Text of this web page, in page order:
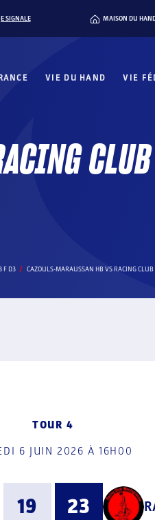
SIGNALE MAISON DU
VIE DU HAND VIE
F D3 CAZOULS-MARAUSSAN HB VS RACING
TOUR 4
6 JUIN 2026 À 16H00
19 23